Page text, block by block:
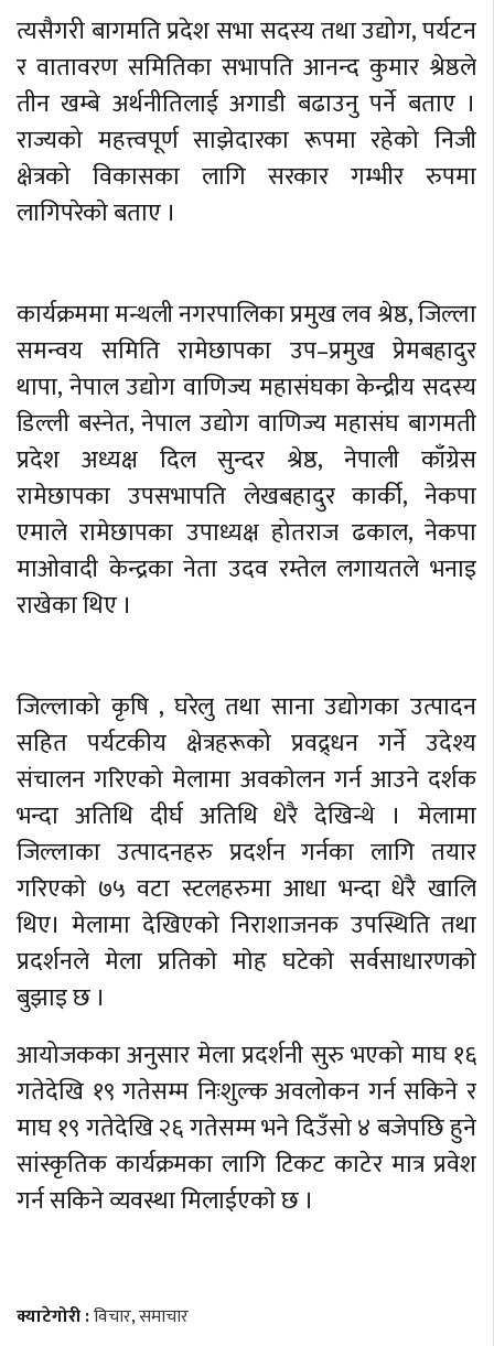
त्यसैगरी बागमति प्रदेश सभा सदस्य तथा उद्योग, पर्यटन
र वातावरण समितिका सभापति आनन्द कुमार श्रेष्ठले
तीन खम्बे अर्थनीतिलाई अगाडी बढाउनु पर्ने बताए ।
राज्यको महत्त्वपूर्ण साझेदारका रूपमा रहेको निजी
क्षेत्रको विकासका लागि सरकार गम्भीर रुपमा
लागिपरेकाे बताए ।
कार्यक्रममा मन्थली नगरपालिका प्रमुख लव श्रेष्ठ, जिल्ला
समन्वय समिति रामेछापका उप–प्रमुख प्रेमबहादुर
थापा, नेपाल उद्योग वाणिज्य महासंघका केन्द्रीय सदस्य
डिल्ली बस्नेत, नेपाल उद्योग वाणिज्य महासंघ बागमती
प्रदेश अध्यक्ष दिल सुन्दर श्रेष्ठ, नेपाली काँग्रेस
रामेछापका उपसभापति लेखबहादुर कार्की, नेकपा
एमाले रामेछापका उपाध्यक्ष होतराज ढकाल, नेकपा
माओवादी केन्द्रका नेता उदव रम्तेल लगायतले भनाइ
राखेका थिए ।
जिल्लाको कृषि , घरेलु तथा साना उद्योगका उत्पादन
सहित पर्यटकीय क्षेत्रहरूको प्रवद्र्धन गर्ने उदेश्य
संचालन गरिएको मेलामा अवकाेलन गर्न आउने दर्शक
भन्दा अतिथि दीर्घ अतिथि धेरै देखिन्थे । मेलामा
जिल्लाका उत्पादनहरु प्रदर्शन गर्नका लागि तयार
गरिएकाे ७५ वटा स्टलहरुमा आधा भन्दा धेरै खालि
थिए। मेलामा देखिएकाे निराशाजनक उपस्थिति तथा
प्रदर्शनले मेला प्रतिकाे माेह घटेकाे सर्वसाधारणकाे
बुझाइ छ ।
आयोजकका अनुसार मेला प्रदर्शनी सुरु भएको माघ १६
गतेदेखि १९ गतेसम्म निःशुल्क अवलोकन गर्न सकिने र
माघ १९ गतेदेखि २६ गतेसम्म भने दिउँसो ४ बजेपछि हुने
सांस्कृतिक कार्यक्रमका लागि टिकट काटेर मात्र प्रवेश
गर्न सकिने व्यवस्था मिलाईएकाे छ ।
क्याटेगोरी :विचार,समाचार